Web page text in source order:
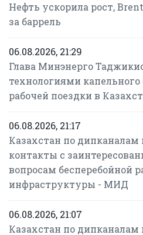
Нефть ускорила рост,
за баррель
06.08.2026, 21:29
Глава Минэнерго
технологиями
рабочей поездки в
06.08.2026, 21:17
Казахстан по дипканалам
контакты с
вопросам бесперебойной
инфраструктуры - МИД
06.08.2026, 21:07
Казахстан по дипканалам